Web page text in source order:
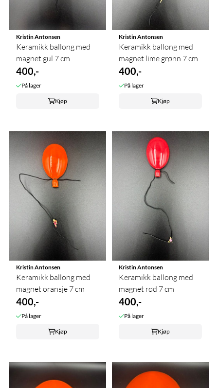
Kristin Antonsen
Keramikk ballong med
magnet gul 7 cm
400,-
På lager
Kjøp
Kristin Antonsen
Keramikk ballong med
magnet lime grønn 7 cm
400,-
På lager
Kjøp
Kristin Antonsen
Keramikk ballong med
magnet oransje 7 cm
400,-
På lager
Kjøp
Kristin Antonsen
Keramikk ballong med
magnet rød 7 cm
400,-
På lager
Kjøp